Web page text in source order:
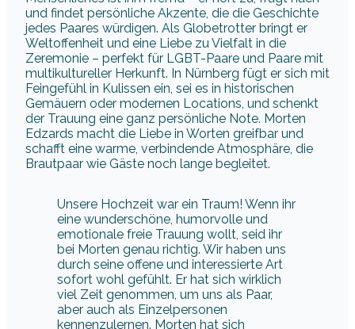
und findet persönliche Akzente, die die Geschichte
jedes Paares würdigen. Als Globetrotter bringt er
Weltoffenheit und eine Liebe zu Vielfalt in die
Zeremonie – perfekt für LGBT-Paare und Paare mit
multikultureller Herkunft. In Nürnberg fügt er sich mit
Feingefühl in Kulissen ein, sei es in historischen
Gemäuern oder modernen Locations, und schenkt
der Trauung eine ganz persönliche Note. Morten
Edzards macht die Liebe in Worten greifbar und
schafft eine warme, verbindende Atmosphäre, die
Brautpaar wie Gäste noch lange begleitet.
Unsere Hochzeit war ein Traum! Wenn ihr
eine wunderschöne, humorvolle und
emotionale freie Trauung wollt, seid ihr
bei Morten genau richtig. Wir haben uns
durch seine offene und interessierte Art
sofort wohl gefühlt. Er hat sich wirklich
viel Zeit genommen, um uns als Paar,
aber auch als Einzelpersonen
kennenzulernen. Morten hat sich